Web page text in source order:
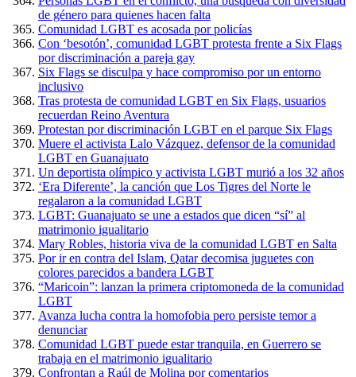
de género para quienes hacen falta
Comunidad LGBT es acosada por policías
Con ‘besotón’, comunidad LGBT protesta frente a Six Flags
por discriminación a pareja gay
Six Flags se disculpa y hace compromiso por un entorno
inclusivo
Tras protesta de comunidad LGBT en Six Flags, usuarios
recuerdan Reino Aventura
Protestan por discriminación LGBT en el parque Six Flags
Muere el activista Lalo Vázquez, defensor de la comunidad
LGBT en Guanajuato
Un deportista olímpico y activista LGBT murió a los 32 años
‘Era Diferente’, la canción que Los Tigres del Norte le
regalaron a la comunidad LGBT
LGBT: Guanajuato se une a estados que dicen “sí” al
matrimonio igualitario
Mary Robles, historia viva de la comunidad LGBT en Salta
Por ir en contra del Islam, Qatar decomisa juguetes con
colores parecidos a bandera LGBT
“Maricoin”: lanzan la primera criptomoneda de la comunidad
LGBT
Avanza lucha contra la homofobia pero persiste temor a
denunciar
Comunidad LGBT puede estar tranquila, en Guerrero se
trabaja en el matrimonio igualitario
Confrontan a Raúl de Molina por comentarios